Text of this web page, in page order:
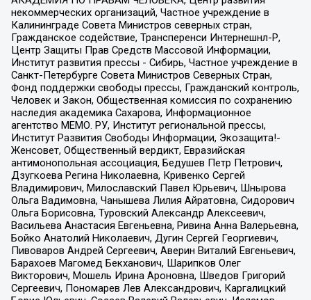
некоммерческих организаций, Частное учреждение в
Калининграде Совета Министров северных стран,
Гражданское содействие, Трансперенси Интернешнл-Р,
Центр Защиты Прав Средств Массовой Информации,
Институт развития прессы - Сибирь, Частное учреждение в
Санкт-Петербурге Совета Министров Северных Стран,
Фонд поддержки свободы прессы, Гражданский контроль,
Человек и Закон, Общественная комиссия по сохранению
наследия академика Сахарова, Информационное
агентство МЕМО. РУ, Институт региональной прессы,
Институт Развития Свободы Информации, Экозащита!-
Женсовет, Общественный вердикт, Евразийская
антимонопольная ассоциация, Бедушев Петр Петрович,
Дзугкоева Регина Николаевна, Кривенко Сергей
Владимирович, Милославский Павел Юрьевич, Шнырова
Ольга Вадимовна, Чанышева Лилия Айратовна, Сидорович
Ольга Борисовна, Туровский Александр Алексеевич,
Васильева Анастасия Евгеньевна, Ривина Анна Валерьевна,
Бойко Анатолий Николаевич, Дугин Сергей Георгиевич,
Пивоваров Андрей Сергеевич, Аверин Виталий Евгеньевич,
Барахоев Магомед Бекханович, Шарипков Олег
Викторович, Мошель Ирина Ароновна, Шведов Григорий
Сергеевич, Пономарев Лев Александрович, Каргалицкий